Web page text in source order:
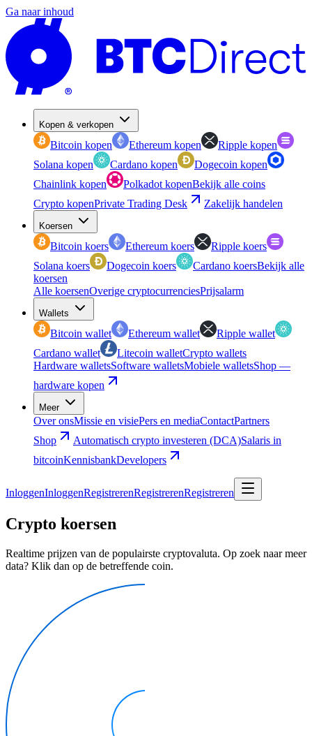
Ga naar inhoud
Kopen & verkopen
Bitcoin kopen Ethereum kopen
Ripple kopen
Solana kopen
Cardano kopen
Dogecoin kopen
Chainlink kopen
Polkadot kopenBekijk alle coins
Crypto kopenPrivate Trading Desk Zakelijk handelen
Koersen
Bitcoin koers Ethereum koers
Ripple koers
Solana koers
Dogecoin koers Cardano koersBekijk alle
koersen
Alle koersenOverige cryptocurrenciesPrijsalarm
Wallets
Bitcoin wallet Ethereum wallet
Ripple wallet
Cardano wallet
Litecoin walletCrypto wallets
Hardware walletsSoftware walletsMobiele walletsShop —
hardware kopen
Meer
Over onsMissie en visiePers en mediaContactPartners
Shop
Automatisch crypto investeren (DCA)Salaris in
bitcoinKennisbankDevelopers
InloggenInloggenRegistrerenRegistrerenRegistreren
Crypto koersen
Realtime prijzen van de populairste cryptovaluta. Op zoek naar meer
data? Klik dan op de betreffende coin.